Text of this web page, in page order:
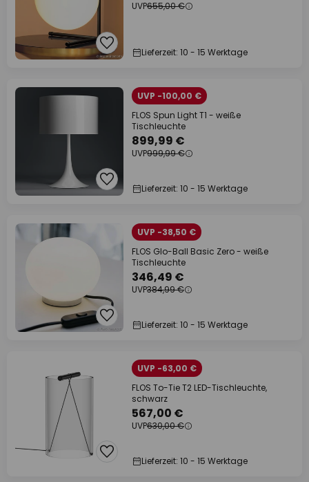
UVP655,00 €
Lieferzeit: 10 - 15 Werktage
UVP -100,00 €
FLOS Spun Light T1 - weiße
Tischleuchte
899,99 €
UVP999,99 €
Lieferzeit: 10 - 15 Werktage
UVP -38,50 €
FLOS Glo-Ball Basic Zero - weiße
Tischleuchte
346,49 €
UVP384,99 €
Lieferzeit: 10 - 15 Werktage
UVP -63,00 €
FLOS To-Tie T2 LED-Tischleuchte,
schwarz
567,00 €
UVP630,00 €
Lieferzeit: 10 - 15 Werktage